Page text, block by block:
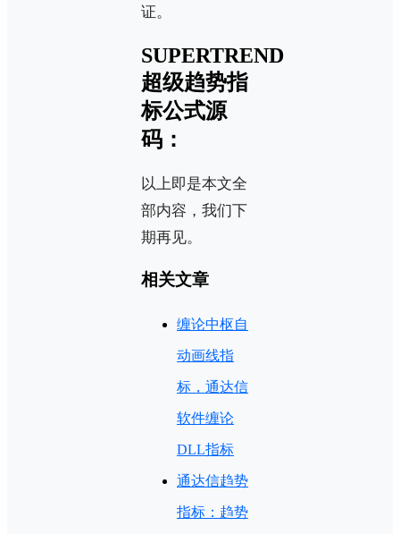
证。
SUPERTREND
超级趋势指
标公式源
码：
以上即是本文全
部内容，我们下
期再见。
相关文章
缠论中枢自
动画线指
标，通达信
软件缠论
DLL指标
通达信趋势
指标：趋势